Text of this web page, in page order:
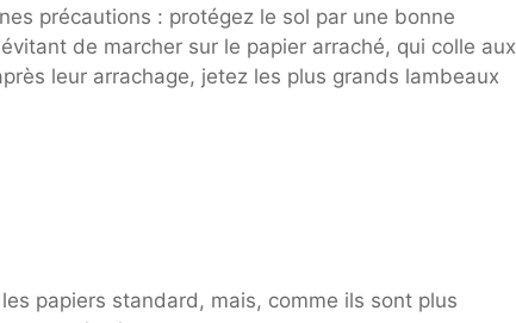
précautions : protégez le sol par une bonne
de marcher sur le papier arraché, qui colle aux
leur arrachage, jetez les plus grands lambeaux
papiers standard, mais, comme ils sont plus